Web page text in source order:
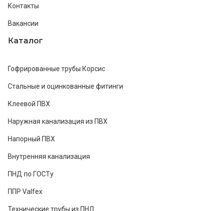
Контакты
Вакансии
Каталог
Гофрированные трубы Корсис
Стальные и оцинкованные фитинги
Клеевой ПВХ
Наружная канализация из ПВХ
Напорный ПВХ
Внутренняя канализация
ПНД по ГОСТу
ППР Valfex
Технические трубы из ПНД